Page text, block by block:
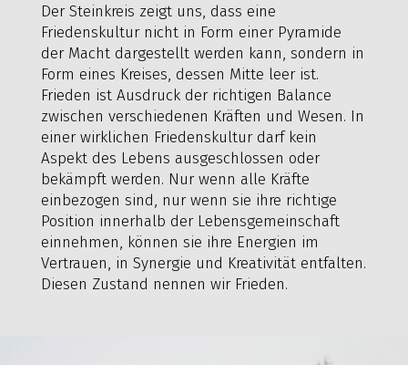
Der Steinkreis zeigt uns, dass eine
Friedenskultur nicht in Form einer Pyramide
der Macht dargestellt werden kann, sondern in
Form eines Kreises, dessen Mitte leer ist.
Frieden ist Ausdruck der richtigen Balance
zwischen verschiedenen Kräften und Wesen. In
einer wirklichen Friedenskultur darf kein
Aspekt des Lebens ausgeschlossen oder
bekämpft werden. Nur wenn alle Kräfte
einbezogen sind, nur wenn sie ihre richtige
Position innerhalb der Lebensgemeinschaft
einnehmen, können sie ihre Energien im
Vertrauen, in Synergie und Kreativität entfalten.
Diesen Zustand nennen wir Frieden.